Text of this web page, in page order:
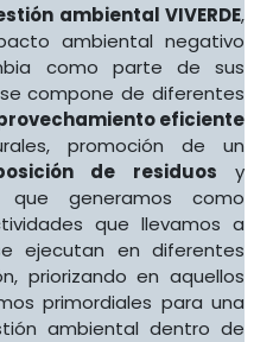
ambiental VIVERDE,
ambiental negativo
como parte de sus
compone de diferentes
eficiente
promoción de un
de residuos y
generamos como
que llevamos a
ejecutan en diferentes
priorizando en aquellos
primordiales para una
ambiental dentro de